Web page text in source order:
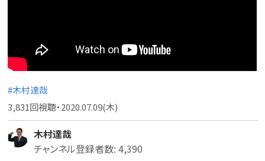
#木村達哉
3,831回視聴・2020.07.09(木)
木村達哉
チャンネル登録者数: 4,390